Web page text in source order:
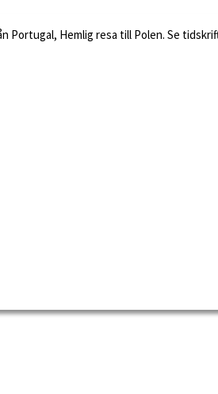
Portugal, Hemlig resa till Polen. Se